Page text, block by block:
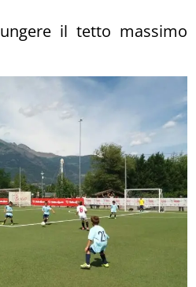
il tetto massimo